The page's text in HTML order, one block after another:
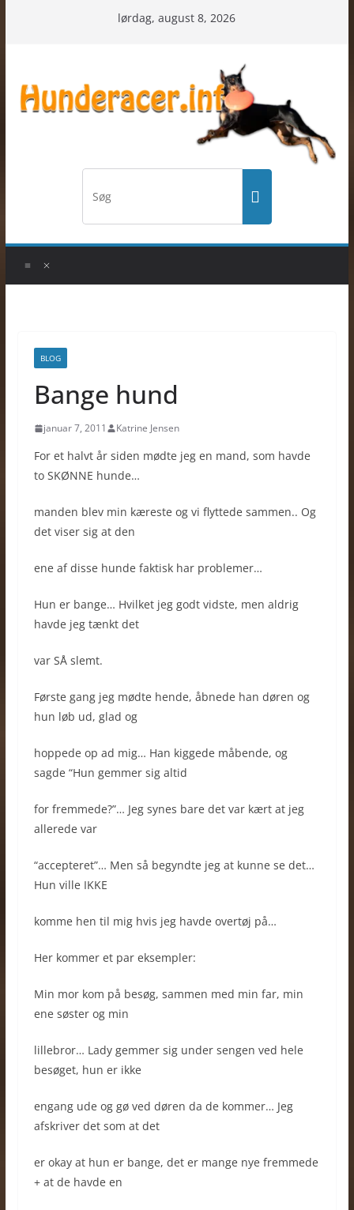
lørdag, august 8, 2026
BLOG
Bange hund
januar 7, 2011 Katrine Jensen
For et halvt år siden mødte jeg en mand, som havde
to SKØNNE hunde…
manden blev min kæreste og vi flyttede sammen.. Og
det viser sig at den
ene af disse hunde faktisk har problemer…
Hun er bange… Hvilket jeg godt vidste, men aldrig
havde jeg tænkt det
var SÅ slemt.
Første gang jeg mødte hende, åbnede han døren og
hun løb ud, glad og
hoppede op ad mig… Han kiggede måbende, og
sagde “Hun gemmer sig altid
for fremmede?”… Jeg synes bare det var kært at jeg
allerede var
“accepteret”… Men så begyndte jeg at kunne se det…
Hun ville IKKE
komme hen til mig hvis jeg havde overtøj på…
Her kommer et par eksempler:
Min mor kom på besøg, sammen med min far, min
ene søster og min
lillebror… Lady gemmer sig under sengen ved hele
besøget, hun er ikke
engang ude og gø ved døren da de kommer… Jeg
afskriver det som at det
er okay at hun er bange, det er mange nye fremmede
+ at de havde en